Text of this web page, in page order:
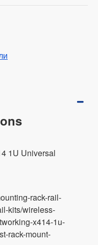
1U Universal
rack-rail-
kits/wireless-
x414-1u-
rack-mount-